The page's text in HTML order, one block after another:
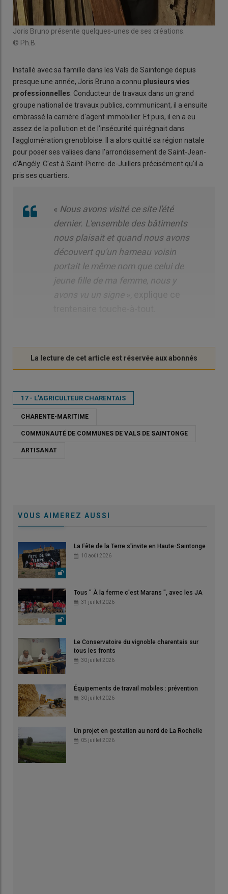
Joris Bruno présente quelques-unes de ses créations.
© Ph.B.
Installé avec sa famille dans les Vals de Saintonge depuis
presque une année, Joris Bruno a connu plusieurs vies
professionnelles. Conducteur de travaux dans un grand
groupe national de travaux publics, communicant, il a ensuite
embrassé la carrière d'agent immobilier. Et puis, il en a eu
assez de la pollution et de l'insécurité qui régnait dans
l'agglomération grenobloise. Il a alors quitté sa région natale
pour poser ses valises dans l'arrondissement de Saint-Jean-
d'Angély. C'est à Saint-Pierre-de-Juillers précisément qu'il a
pris ses quartiers.
« Nous avons visité ce site l'été
dernier. L'ensemble des bâtiments
nous plaisait et quand nous avons
découvert qu'un hameau voisin
portait le même nom que celui de
jeune fille de ma femme, nous y
17 - L’AGRICULTEUR CHARENTAIS
CHARENTE-MARITIME
COMMUNAUTÉ DE COMMUNES DE VALS DE SAINTONGE
ARTISANAT
VOUS AIMEREZ AUSSI
La Fête de la Terre s'invite en Haute-Saintonge
10 août 2026
Tous " À la ferme c'est Marans ", avec les JA
31 juillet 2026
Le Conservatoire du vignoble charentais sur
tous les fronts
30 juillet 2026
Équipements de travail mobiles : prévention
30 juillet 2026
Un projet en gestation au nord de La Rochelle
05 juillet 2026